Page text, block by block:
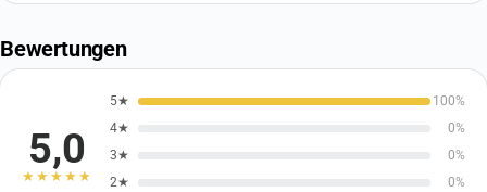
Bewertungen
5,0
★★★★★
5★
100%
4★
0%
3★
0%
2★
0%